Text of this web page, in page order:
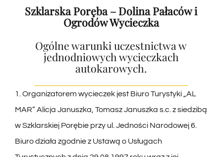
Szklarska Poręba – Dolina Pałaców i
Ogrodów Wycieczka
Ogólne warunki uczestnictwa w
jednodniowych wycieczkach
autokarowych.
1. Organizatorem wycieczek jest Biuro Turystyki „AL
MAR” Alicja Januszka, Tomasz Januszka s.c. z siedzibą
w Szklarskiej Porębie przy ul. Jedności Narodowej 6.
Biuro działa zgodnie z Ustawą o Usługach